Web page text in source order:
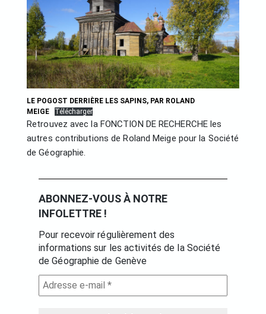
LE POGOST DERRIÈRE LES SAPINS, PAR ROLAND
MEIGE
Télécharger
Retrouvez avec la FONCTION DE RECHERCHE les
autres contributions de Roland Meige pour la Société
de Géographie.
ABONNEZ-VOUS À NOTRE
INFOLETTRE !
Pour recevoir régulièrement des
informations sur les activités de la Société
de Géographie de Genève